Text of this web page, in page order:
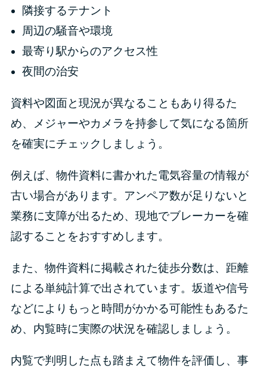
隣接するテナント
周辺の騒音や環境
最寄り駅からのアクセス性
夜間の治安
資料や図面と現況が異なることもあり得るた
め、メジャーやカメラを持参して気になる箇所
を確実にチェックしましょう。
例えば、物件資料に書かれた電気容量の情報が
古い場合があります。アンペア数が足りないと
業務に支障が出るため、現地でブレーカーを確
認することをおすすめします。
また、物件資料に掲載された徒歩分数は、距離
による単純計算で出されています。坂道や信号
などによりもっと時間がかかる可能性もあるた
め、内覧時に実際の状況を確認しましょう。
内覧で判明した点も踏まえて物件を評価し、事